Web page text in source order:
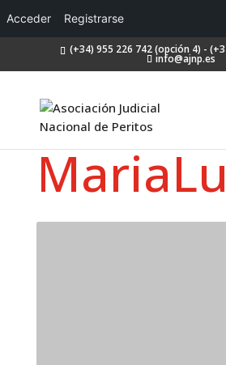
Acceder Registrarse
(+34) 955 226 742 (opción 4) -
info@ajnp.es